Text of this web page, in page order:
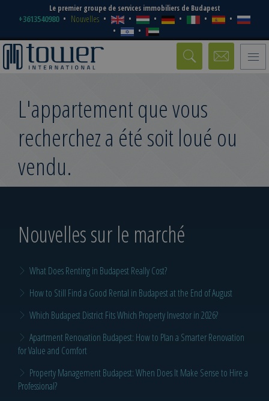
Le premier groupe de services immobiliers de Budapest
+3613540980 Nouvelles
Toggle
L'appartement que vous
recherchez a été soit loué ou
vendu.
Nouvelles sur le marché
What Does Renting in Budapest Really Cost?
How to Still Find a Good Rental in Budapest at the End of August
Which Budapest District Fits Which Property Investor in 2026?
Apartment Renovation Budapest: How to Plan a Smarter Renovation
for Value and Comfort
Property Management Budapest: When Does It Make Sense to Hire a
Professional?